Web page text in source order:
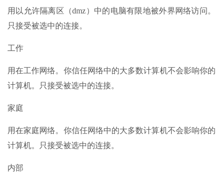
用以允许隔离区（dmz）中的电脑有限地被外界网络访问。
只接受被选中的连接。
工作
用在工作网络。你信任网络中的大多数计算机不会影响你的
计算机。只接受被选中的连接。
家庭
用在家庭网络。你信任网络中的大多数计算机不会影响你的
计算机。只接受被选中的连接。
内部